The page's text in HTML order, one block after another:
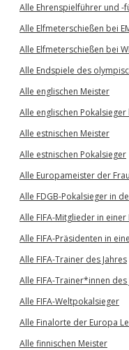
Alle Ehrenspielführer und -
Alle Elfmeterschießen bei
Alle Elfmeterschießen bei
Alle Endspiele des
Alle englischen Meister
Alle englischen Pokalsieger
Alle estnischen Meister
Alle estnischen Pokalsieger
Alle Europameister der
Alle FDGB-Pokalsieger in
Alle FIFA-Mitglieder in einer
Alle FIFA-Präsidenten in
Alle FIFA-Trainer des Jahres
Alle FIFA-Trainer*innen
Alle FIFA-Weltpokalsieger
Alle Finalorte der Europa
Alle finnischen Meister